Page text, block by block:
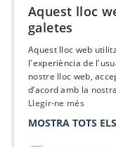
Aquest lloc
galetes
Aquest lloc web
l'experiència de
nostre lloc web,
d’acord amb la
Llegir-ne més
MOSTRA TOTS